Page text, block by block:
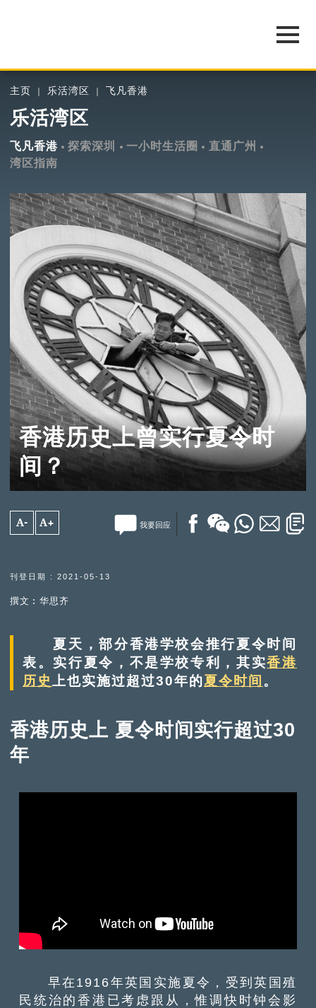
主页 乐活湾区 飞凡香港
乐活湾区
飞凡香港 探索深圳 一小时生活圈
直通广州
湾区指南
香港历史上曾实行夏令时
间？
A- A+ 我要回应
刊登日期 : 2021-05-13
撰文︰华思齐
夏天，部分香港学校会推行夏令时间
表。实行夏令，不是学校专利，其实香港
历史上也实施过超过30年的夏令时间 。
香港历史上 夏令时间实行超过30
年
早在1916年英国实施夏令，受到英国殖
民统治的香港已考虑跟从，惟调快时钟会影